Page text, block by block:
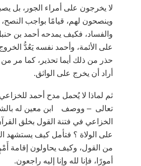
لا يخرجون على أمراء الجور، بل
وينصحون لهم، قيامًا بواجب النصح،
والفساد، فكيف يمدحه أحمد بن
على الأئمة، وأحمد نفسه يَعُدُّ
حذر من ذلك أيما تحذير، كما مر
أراد أن يخرج على الواثق.
ثم لماذا لا يُحمل مدح أحمد
تعالى – ووصف ابن معين له
الخزاعي في فتنة القول بخلق
على الولاة ؟ فتأمل كيف يستشهد
من القول، وكيف يحاولون إقامة
أمورًا، فإنا لله وإنا إليه راجعون.